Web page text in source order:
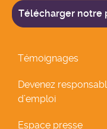
Télécharger notre
Témoignages
Devenez
d’emploi
Espace presse